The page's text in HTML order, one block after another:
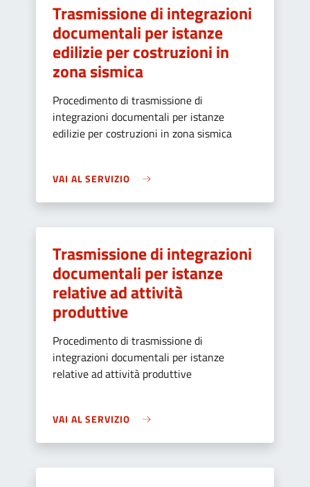
Trasmissione di integrazioni
documentali per istanze
edilizie per costruzioni in
zona sismica
Procedimento di trasmissione di
integrazioni documentali per istanze
edilizie per costruzioni in zona sismica
VAI AL SERVIZIO
Trasmissione di integrazioni
documentali per istanze
relative ad attività
produttive
Procedimento di trasmissione di
integrazioni documentali per istanze
relative ad attività produttive
VAI AL SERVIZIO